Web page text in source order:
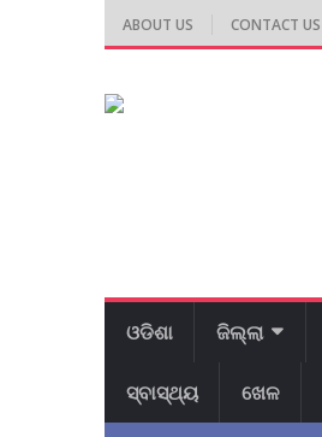
ABOUT US CONTACT US
ଓଡିଶା ଜିଲ୍ଲା
ସ୍ବାସ୍ଥ୍ୟ ଖେଳ